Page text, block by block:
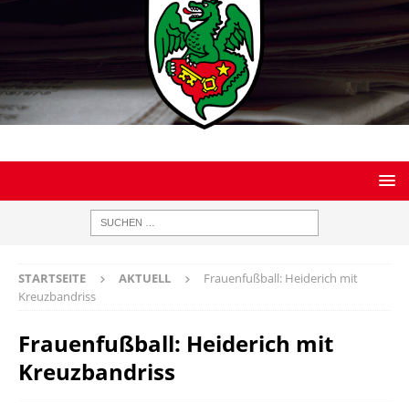
STARTSEITE AKTUELL
Frauenfußball: Heiderich mit
Kreuzbandriss
Frauenfußball: Heiderich mit
Kreuzbandriss